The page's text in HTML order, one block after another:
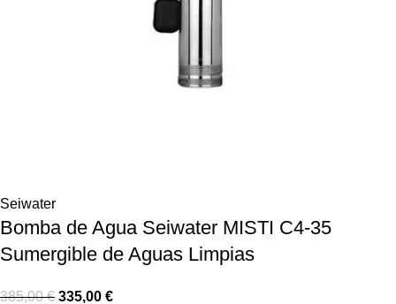
Seiwater
Bomba de Agua Seiwater MISTI C4-35
Sumergible de Aguas Limpias
385,00€ 335,00 €